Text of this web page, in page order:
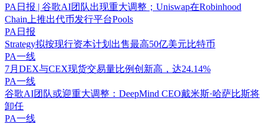
PA日报 | 谷歌AI团队出现重大调整；Uniswap在Robinhood
Chain上推出代币发行平台Pools
PA日报
Strategy拟按现行资本计划出售最高50亿美元比特币
PA一线
7月DEX与CEX现货交易量比例创新高，达24.14%
PA一线
谷歌AI团队或迎重大调整：DeepMind CEO戴米斯·哈萨比斯将
卸任
PA一线